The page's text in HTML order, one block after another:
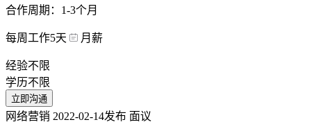
合作周期：1-3个月
每周工作5天 月薪
经验不限
学历不限
立即沟通
网络营销 2022-02-14发布 面议